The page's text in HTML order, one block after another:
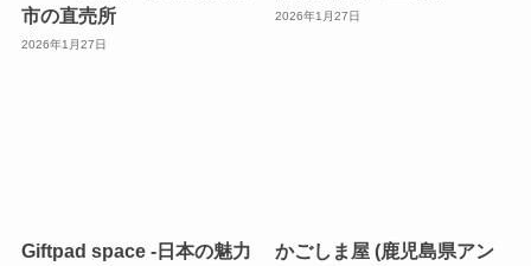
市の直売所
2026年1月27日
2026年1月27日
Giftpad space -日本の魅力
かごしま屋 (鹿児島県アン